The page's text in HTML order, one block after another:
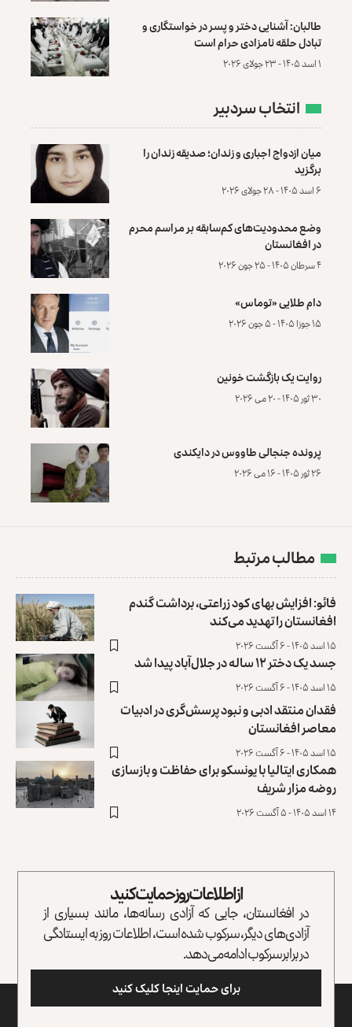
طالبان: آشنایی دختر و پسر در خواستگاری و
تبادل حلقه نامزادی حرام است
۱ اسد ۱۴۰۵ - ۲۳ جولای ۲۰۲۶
انتخاب سردبیر
میان ازدواج اجباری و زندان؛ صدیقه زندان را
برگزید
۶ اسد ۱۴۰۵ - ۲۸ جولای ۲۰۲۶
وضع محدودیت‌های کم‌سابقه بر مراسم محرم
در افغانستان
۴ سرطان ۱۴۰۵ - ۲۵ جون ۲۰۲۶
دام طلایی «توماس»
۱۵ جوزا ۱۴۰۵ - ۵ جون ۲۰۲۶
روایت یک بازگشت خونین
۳۰ ثور ۱۴۰۵ - ۲۰ می ۲۰۲۶
پرونده‌ جنجالی طاووس در دایکندی
۲۶ ثور ۱۴۰۵ - ۱۶ می ۲۰۲۶
مطالب مرتبط
فائو: افزایش بهای کود زراعتی، برداشت گندم
افغانستان را تهدید می‌کند
۱۵ اسد ۱۴۰۵ - ۶ آگست ۲۰۲۶
جسد یک دختر ۱۲ ساله در جلال‌آباد پیدا شد
۱۵ اسد ۱۴۰۵ - ۶ آگست ۲۰۲۶
فقدان منتقد ادبی و نبود پرسش‌گری در ادبیات
معاصر افغانستان
۱۵ اسد ۱۴۰۵ - ۶ آگست ۲۰۲۶
همکاری ایتالیا با یونسکو برای حفاظت و بازسازی
روضه مزار شریف ‏
۱۴ اسد ۱۴۰۵ - ۵ آگست ۲۰۲۶
از اطلاعات روز حمایت کنید
در افغانستان، جایی که آزادی رسانه‌ها، مانند بسیاری از
آزادی‌های دیگر، سرکوب شده است، اطلاعات روز به ایستادگی
در برابر سرکوب ادامه می‌دهد.
برای حمایت اینجا کلیک کنید